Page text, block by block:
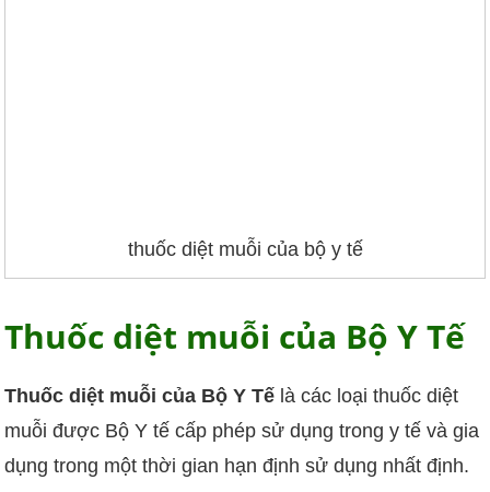
thuốc diệt muỗi của bộ y tế
Thuốc diệt muỗi của Bộ Y Tế
Thuốc diệt muỗi của Bộ Y Tế là các loại thuốc diệt
muỗi được Bộ Y tế cấp phép sử dụng trong y tế và gia
dụng trong một thời gian hạn định sử dụng nhất định.